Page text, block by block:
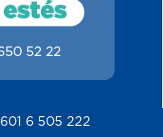
601 6 505 222